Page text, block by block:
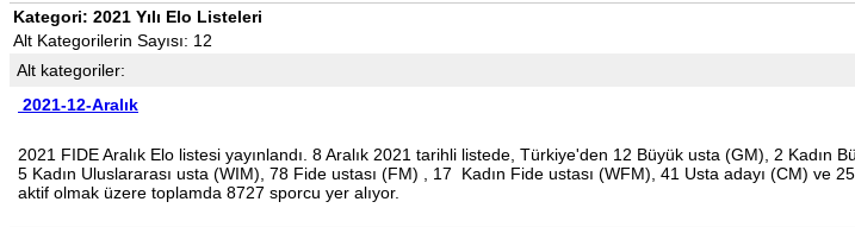
Kategori: 2021 Yılı Elo Listeleri
Alt Kategorilerin Sayısı: 12
Alt kategoriler:
2021-12-Aralık
2021 FIDE Aralık Elo listesi yayınlandı. 8 Aralık 2021 tarihli listede, Türkiye'den 12 Büyük usta (GM), 2 Kadın
5 Kadın Uluslararası usta (WIM), 78 Fide ustası (FM) , 17 Kadın Fide ustası (WFM), 41 Usta adayı (CM) ve
aktif olmak üzere toplamda 8727 sporcu yer alıyor.